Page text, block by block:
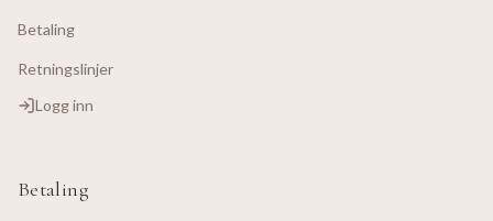
Betaling
Retningslinjer
Logg inn
Betaling